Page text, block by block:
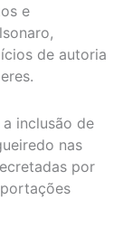
e
de autoria
inclusão de
nas
por